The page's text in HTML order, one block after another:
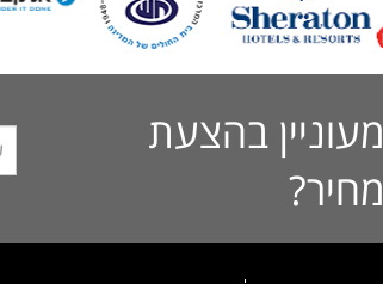
מעוניין בהצעת
מחיר?